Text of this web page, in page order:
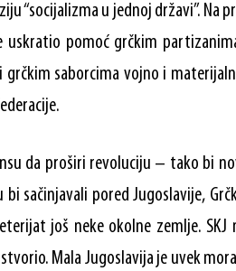
“socijalizma u jednoj državi”. Na
uskratio pomoć grčkim
grčkim saborcima vojno i
da proširi revoluciju – tako bi
bi sačinjavali pored Jugoslavije,
još neke okolne zemlje.
Mala Jugoslavija je uvek